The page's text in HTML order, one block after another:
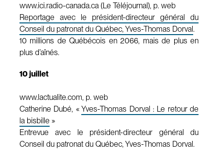
www.ici.radio-canada.ca (Le Téléjournal), p. web
Reportage avec le président-directeur général du
Conseil du patronat du Québec, Yves-Thomas Dorval.
10 millions de Québécois en 2066, mais de plus en
plus d’aînés.
10 juillet
www.lactualite.com, p. web
Catherine Dubé, «Yves-Thomas Dorval : Le retour de
la bisbille »
Entrevue avec le président-directeur général du
Conseil du patronat du Québec, Yves-Thomas Dorval.